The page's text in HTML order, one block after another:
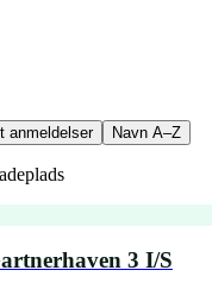
anmeldelser Navn A–Z
3 I/S